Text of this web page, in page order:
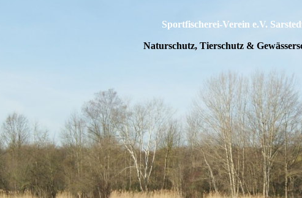
Sportfischerei-Verein e.V.
Naturschutz, Tierschutz &